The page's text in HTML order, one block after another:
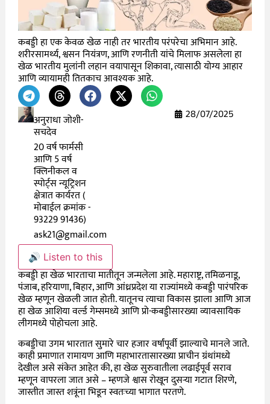
कबड्डी हा एक केवळ खेळ नाही तर भारतीय परंपरेचा अभिमान आहे.
शरीरसामर्थ्य, श्वसन नियंत्रण, आणि रणनीती यांचे मिलाफ असलेला हा
खेळ भारतीय मुलांनी लहान वयापासून शिकावा, त्यासाठी योग्य आहार
आणि व्यायामही तितकाच आवश्यक आहे.
अनुराधा जोशी-
सचदेव
20 वर्ष फार्मसी
आणि 5 वर्ष
क्लिनीकल व
स्पोर्ट्स न्यूट्रिशन
क्षेत्रात कार्यरत (
मोबाईल क्रमांक -
93229 91436)
ask21@gmail.com
28/07/2025
🔊 Listen to this
कबड्डी हा खेळ भारताचा मातीतून जन्मलेला आहे. महाराष्ट्र, तमिळनाडू,
पंजाब, हरियाणा, बिहार, आणि आंध्रप्रदेश या राज्यांमध्ये कबड्डी पारंपरिक
खेळ म्हणून खेळली जात होती. यातूनच त्याचा विकास झाला आणि आज
हा खेळ आशिया वर्ल्ड गेम्समध्ये आणि प्रो-कबड्डीसारख्या व्यावसायिक
लीगमध्ये पोहोचला आहे.
कबड्डीचा उगम भारतात सुमारे चार हजार वर्षांपूर्वी झाल्याचे मानले जाते.
काही प्रमाणात रामायण आणि महाभारतासारख्या प्राचीन ग्रंथांमध्ये
देखील असे संकेत आहेत की, हा खेळ सुरुवातीला लढाईपूर्व सराव
म्हणून वापरला जात असे – म्हणजे श्वास रोखून दुसऱ्या गटात शिरणे,
जास्तीत जास्त शत्रूंना भिडून स्वतःच्या भागात परतणे.